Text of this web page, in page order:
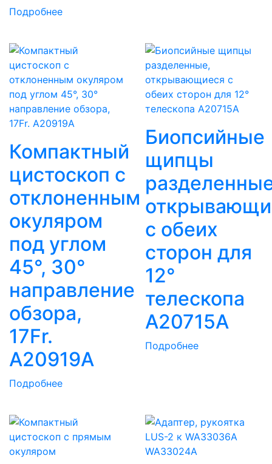
Подробнее
Компактный
цистоскоп с
отклоненным
окуляром
под углом
45°, 30°
направление
обзора,
17Fr.
A20919A
Подробнее
Биопсийные
щипцы
с обеих
сторон для
12°
телескопа
A20715A
Подробнее